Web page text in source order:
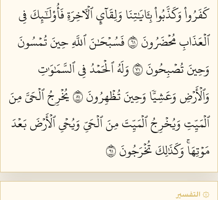
كَفَرُواْ وَكَذَّبُواْ بِـَٔايَٰتِنَا وَلِقَآيِٕ ٱلۡأٓخِرَةِ فَأُوْلَٰٓئِكَ فِي
ٱلۡعَذَابِ مُحۡضَرُونَ ١٦
فَسُبۡحَٰنَ ٱللَّهِ حِينَ تُمۡسُونَ
وَحِينَ تُصۡبِحُونَ ١٧
وَلَهُ ٱلۡحَمۡدُ فِي ٱلسَّمَٰوَٰتِ
وَٱلۡأَرۡضِ وَعَشِيّٗا وَحِينَ تُظۡهِرُونَ ١٨
يُخۡرِجُ ٱلۡحَيَّ مِنَ
ٱلۡمَيِّتِ وَيُخۡرِجُ ٱلۡمَيِّتَ مِنَ ٱلۡحَيِّ وَيُحۡيِ ٱلۡأَرۡضَ بَعۡدَ
مَوۡتِهَاۚ وَكَذَٰلِكَ تُخۡرَجُونَ ١٩
۞ التفسير